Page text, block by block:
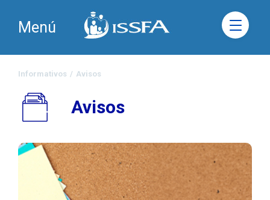
Menú
Informativos / Avisos
Avisos